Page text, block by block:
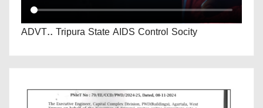
ADVT.. Tripura State AIDS Control Socity